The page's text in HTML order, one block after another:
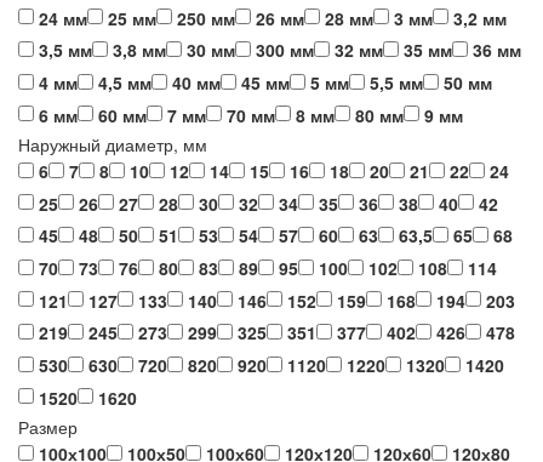
24 мм
25 мм 250 мм 26 мм 28 мм 3 мм
3,2 мм
3,5 мм
3,8 мм 30 мм 300 мм 32 мм 35 мм
36 мм
4 мм
4,5 мм 40 мм 45 мм 5 мм 5,5 мм
50 мм
6 мм
60 мм 7 мм 70 мм 8 мм 80 мм
9 мм
Наружный диаметр, мм
6
7 8 10 12 14 15 16 18 20 21 22
24
25
26 27 28 30 32 34 35 36 38 40
42
45
48 50 51 53 54 57 60 63 63,5 65
68
70
73 76 80 83 89 95 100 102 108
114
121
127 133 140 146 152 159 168 194
203
219
245 273 299 325 351 377 402 426
478
530
630 720 820 920 1120 1220 1320
1420
1520
1620
Размер
100х100
100х50 100х60 120х120 120х60
120х80